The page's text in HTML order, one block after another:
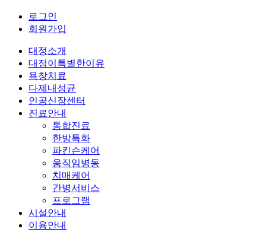
로그인
회원가입
대정소개
대정이특별한이유
욕창치료
다제내성균
인공신장센터
진료안내
통합진료
한방특화
파킨슨케어
움직임병동
치매케어
간병서비스
프로그램
시설안내
이용안내